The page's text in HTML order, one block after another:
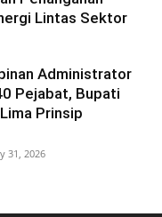
Lintas Sektor
Administrator
Pejabat, Bupati
Prinsip
31, 2026